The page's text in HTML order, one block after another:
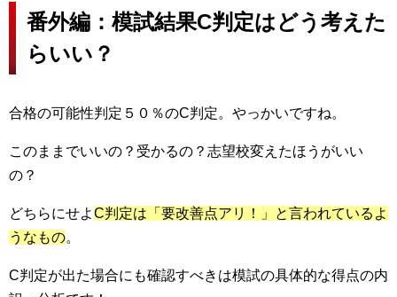
番外編：模試結果C判定はどう考えた
らいい？
合格の可能性判定５０％のC判定。やっかいですね。
このままでいいの？受かるの？志望校変えたほうがいい
の？
どちらにせよC判定は「要改善点アリ！」と言われているよ
うなもの。
C判定が出た場合にも確認すべきは模試の具体的な得点の内